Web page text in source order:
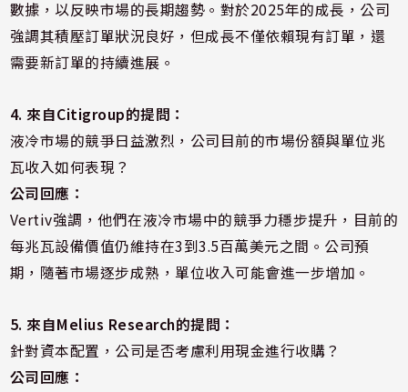
數據，以反映市場的長期趨勢。對於2025年的成長，公司
強調其積壓訂單狀況良好，但成長不僅依賴現有訂單，還
需要新訂單的持續進展。
4. 來自Citigroup的提問：
液冷市場的競爭日益激烈，公司目前的市場份額與單位兆
瓦收入如何表現？
公司回應：
Vertiv強調，他們在液冷市場中的競爭力穩步提升，目前的
每兆瓦設備價值仍維持在3到3.5百萬美元之間。公司預
期，隨著市場逐步成熟，單位收入可能會進一步增加。
5. 來自Melius Research的提問：
針對資本配置，公司是否考慮利用現金進行收購？
公司回應：